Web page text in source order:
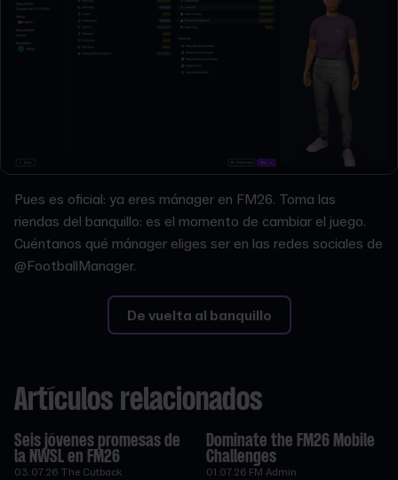
Pues es oficial: ya eres mánager en FM26. Toma las
riendas del banquillo: es el momento de cambiar el juego.
Cuéntanos qué mánager eliges ser en las redes sociales de
@FootballManager.
De vuelta al banquillo
Artículos relacionados
Seis jóvenes promesas de
la NWSL en FM26
03.07.26 The Cutback
Dominate the FM26 Mobile
Challenges
01.07.26 FM Admin